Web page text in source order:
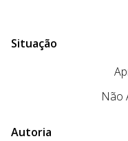
Situação
Não
Autoria